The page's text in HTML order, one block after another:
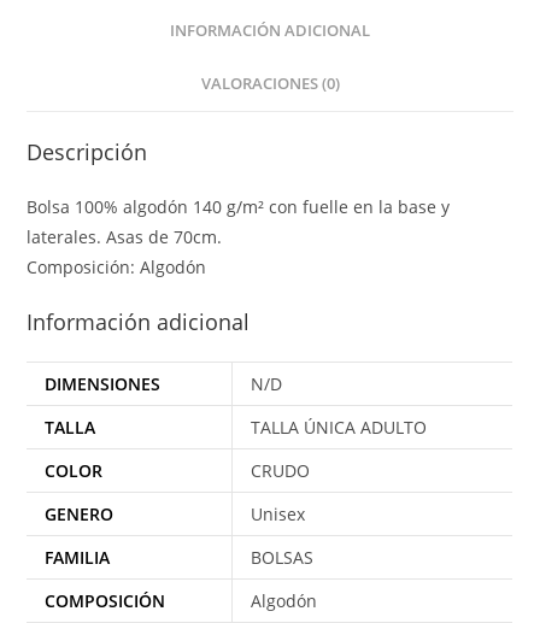
INFORMACIÓN ADICIONAL
VALORACIONES (0)
Descripción
Bolsa 100% algodón 140 g/m² con fuelle en la base y
laterales. Asas de 70cm.
Composición: Algodón
Información adicional
DIMENSIONES
N/D
TALLA
TALLA ÚNICA ADULTO
COLOR
CRUDO
GENERO
Unisex
FAMILIA
BOLSAS
COMPOSICIÓN
Algodón